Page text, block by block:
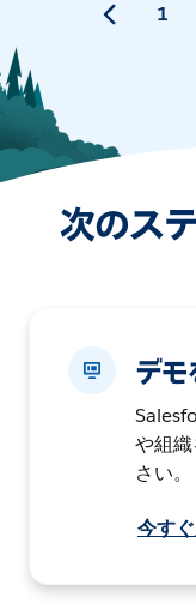
1
次のス
デモ
や組
さい。
今す